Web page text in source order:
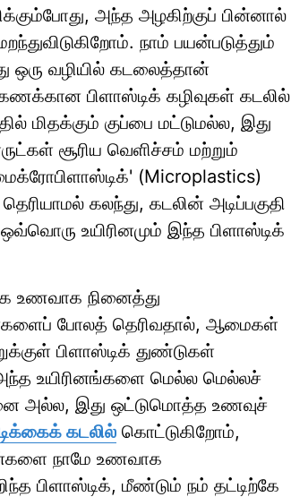
அந்த அழகிற்குப் பின்னால்
நாம் பயன்படுத்தும்
ஒரு வழியில் கடலைத்தான்
பிளாஸ்டிக் கழிவுகள் கடலில்
மிதக்கும் குப்பை மட்டுமல்ல, இது
சூரிய வெளிச்சம் மற்றும்
(Microplastics)
கலந்து, கடலின் அடிப்பகுதி
உயிரினமும் இந்த பிளாஸ்டிக்
உணவாக நினைத்து
போலத் தெரிவதால், ஆமைகள்
பிளாஸ்டிக் துண்டுகள்
உயிரினங்களை மெல்ல மெல்லச்
அல்ல, இது ஒட்டுமொத்த உணவுச்
கடலில் கொட்டுகிறோம்,
நாமே உணவாக
பிளாஸ்டிக், மீண்டும் நம் தட்டிற்கே